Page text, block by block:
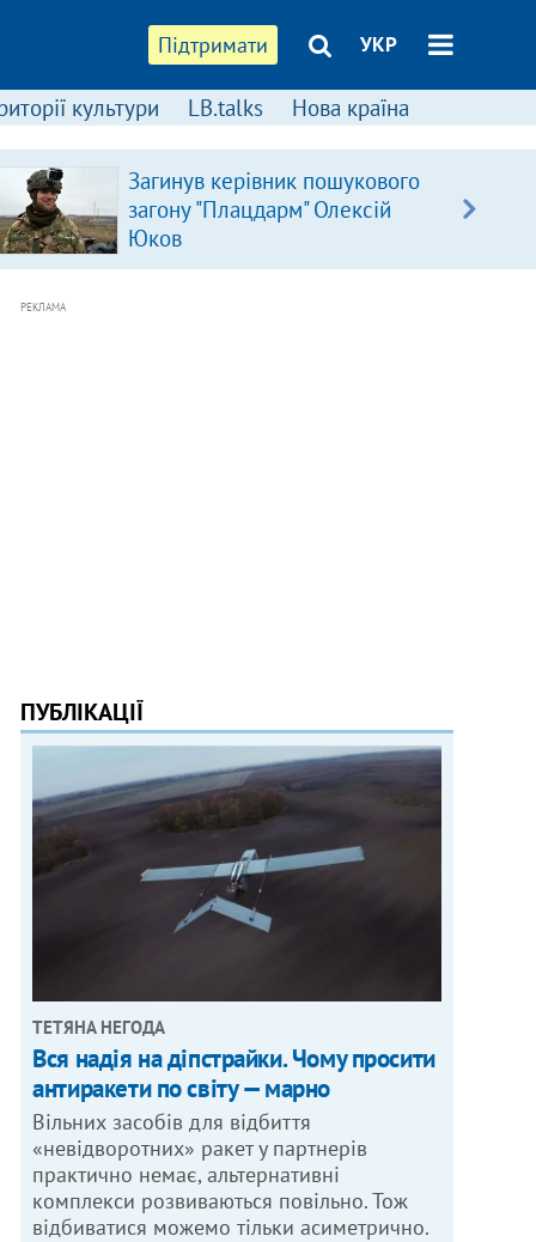
Підтримати УКР
культури LB.talks Нова країна
Загинув керівник пошукового
загону "Плацдарм" Олексій
Юков
РЕКЛАМА
ПУБЛІКАЦІЇ
ТЕТЯНА НЕГОДА
Вся надія на діпстрайки. Чому просити
антиракети по світу — марно
Вільних засобів для відбиття
«невідворотних» ракет у партнерів
практично немає, альтернативні
комплекси розвиваються повільно. Тож
відбиватися можемо тільки асиметрично.